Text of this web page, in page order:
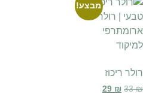
מבצע!
רולר ריכוז
33₪
29 ₪